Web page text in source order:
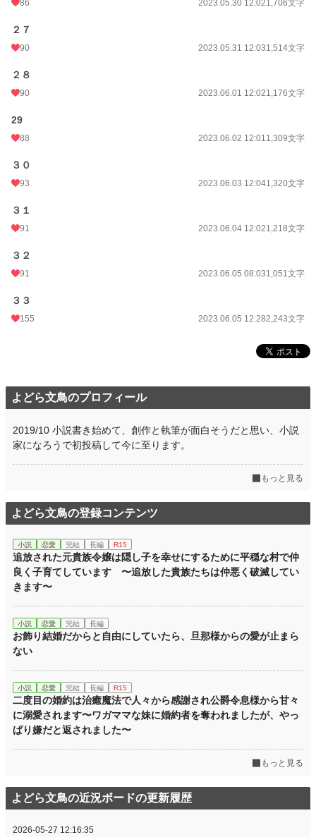
86 2023.05.30 12:021,706文字
２７
90 2023.05.31 12:031,514文字
２８
90 2023.06.01 12:021,176文字
29
88 2023.06.02 12:011,309文字
３０
93 2023.06.03 12:041,320文字
３１
91 2023.06.04 12:021,218文字
３２
91 2023.06.05 08:031,051文字
３３
155 2023.06.05 12:282,243文字
よどら文鳥のプロフィール
2019/10 小説書き始めて、創作と執筆が面白そうだと思い、小説
家になろうで初投稿して今に至ります。
もっと見る
よどら文鳥の登録コンテンツ
小説 恋愛 完結 長編 R15
追放された元貴族令嬢は隠し子を幸せにするために平穏な村で仲
良く子育てしています 〜追放した貴族たちは仲悪く破滅してい
きます〜
小説 恋愛 完結 長編
お飾り結婚だからと自由にしていたら、旦那様からの愛が止まら
ない
小説 恋愛 完結 長編 R15
二度目の婚約は治癒魔法で人々から感謝され公爵令息様から甘々
に溺愛されます〜ワガママな妹に婚約者を奪われましたが、やっ
ぱり嫌だと返されました〜
もっと見る
よどら文鳥の近況ボードの更新履歴
2026-05-27 12:16:35